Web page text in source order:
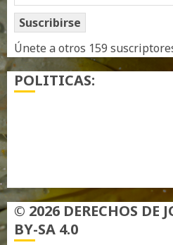
de
correo
electrónico
Suscribirse
Únete a otros 159
POLITICAS:
© 2026 DERECHOS DE
BY-SA 4.0